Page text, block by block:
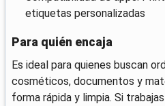
etiquetas personalizadas
Para quién encaja
Es ideal para quienes buscan
cosméticos, documentos y
forma rápida y limpia. Si